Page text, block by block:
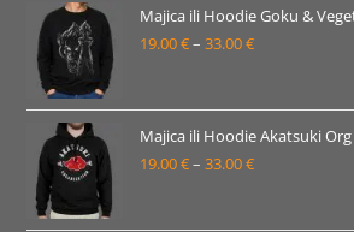
19.00 €
do
Majica ili Hoodie Goku &
19.00€– 33.00€Raspon
19.00 €
do
Majica ili Hoodie Akatsuki Org
19.00€– 33.00€Raspon